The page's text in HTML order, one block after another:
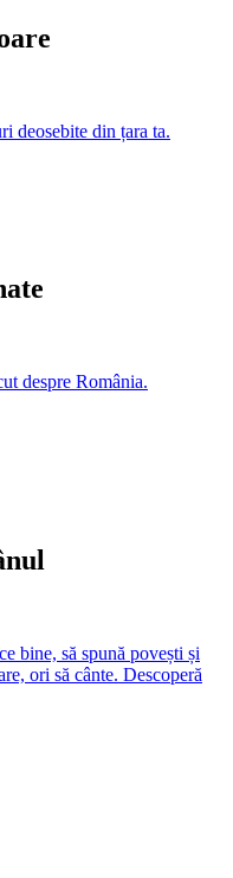
deosebite din țara ta.
despre România.
bine, să spună povești și
ori să cânte. Descoperă